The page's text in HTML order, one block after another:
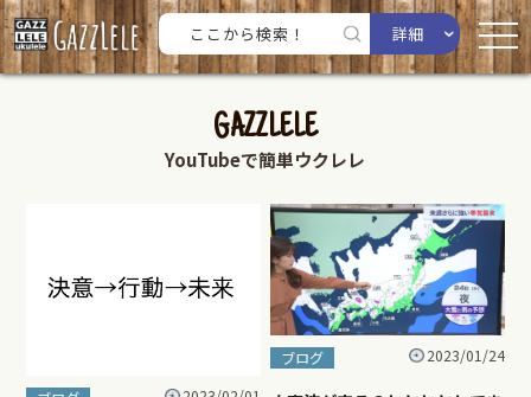
詳細
GAZZLELE
YouTubeで簡単ウクレレ
ブログ 2023/01/24